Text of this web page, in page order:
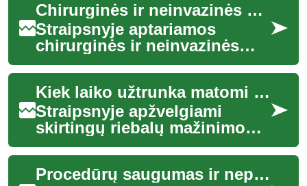
Chirurginės ir neinvazinės alternatyvos: kaip pasirinkti pagal tikslus
Straipsnyje aptariamos
chirurginės ir neinvazinės
riebalų mažinimo parinktys,
paaiškinama, kaip skirtingos
procedūros...
Kiek laiko užtrunka matomi pokyčiai: laiko skalė pagal metodą
Straipsnyje apžvelgiami
skirtingų riebalų mažinimo
metodų laiko aspektai — nuo
chirurginių priemonių iki
neinvazinių ...
Procedūrų saugumas ir nepageidaujami reiškiniai: ką žinoti prieš procedūrą